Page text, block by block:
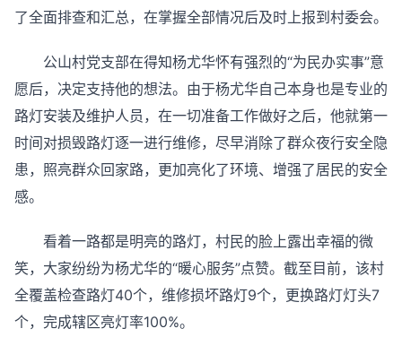
了全面排查和汇总，在掌握全部情况后及时上报到村委会。
公山村党支部在得知杨尤华怀有强烈的“为民办实事”意
愿后，决定支持他的想法。由于杨尤华自己本身也是专业的
路灯安装及维护人员，在一切准备工作做好之后，他就第一
时间对损毁路灯逐一进行维修，尽早消除了群众夜行安全隐
患，照亮群众回家路，更加亮化了环境、增强了居民的安全
感。
看着一路都是明亮的路灯，村民的脸上露出幸福的微
笑，大家纷纷为杨尤华的“暖心服务”点赞。截至目前，该村
全覆盖检查路灯40个，维修损坏路灯9个，更换路灯灯头7
个，完成辖区亮灯率100%。